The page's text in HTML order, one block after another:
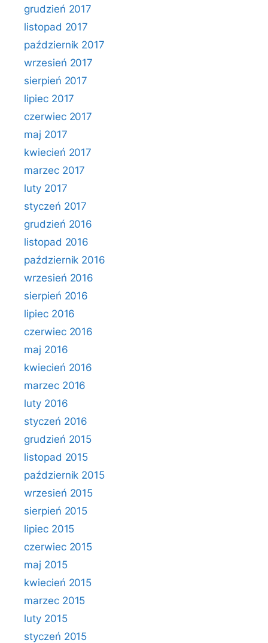
grudzień 2017
listopad 2017
październik 2017
wrzesień 2017
sierpień 2017
lipiec 2017
czerwiec 2017
maj 2017
kwiecień 2017
marzec 2017
luty 2017
styczeń 2017
grudzień 2016
listopad 2016
październik 2016
wrzesień 2016
sierpień 2016
lipiec 2016
czerwiec 2016
maj 2016
kwiecień 2016
marzec 2016
luty 2016
styczeń 2016
grudzień 2015
listopad 2015
październik 2015
wrzesień 2015
sierpień 2015
lipiec 2015
czerwiec 2015
maj 2015
kwiecień 2015
marzec 2015
luty 2015
styczeń 2015